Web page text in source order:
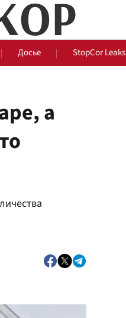
Досье StopCor Leaks
а